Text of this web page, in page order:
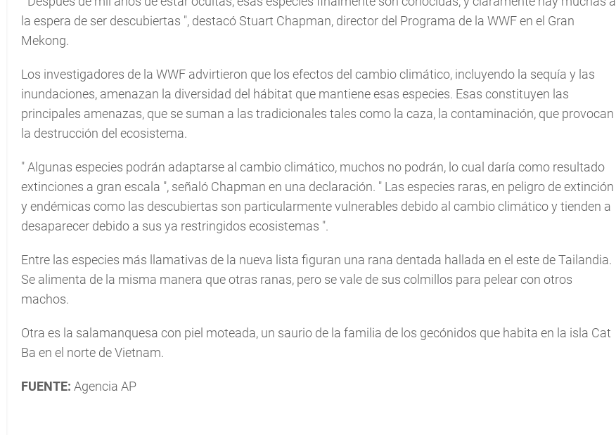
la espera de ser descubiertas ", destacó Stuart Chapman, director del Programa de la WWF en el Gran
Mekong.
Los investigadores de la WWF advirtieron que los efectos del cambio climático, incluyendo la sequía y las
inundaciones, amenazan la diversidad del hábitat que mantiene esas especies. Esas constituyen las
principales amenazas, que se suman a las tradicionales tales como la caza, la contaminación, que provocan
la destrucción del ecosistema.
"Algunas especies podrán adaptarse al cambio climático, muchos no podrán, lo cual daría como resultado
extinciones a gran escala ", señaló Chapman en una declaración. " Las especies raras, en peligro de extinción
y endémicas como las descubiertas son particularmente vulnerables debido al cambio climático y tienden a
desaparecer debido a sus ya restringidos ecosistemas ".
Entre las especies más llamativas de la nueva lista figuran una rana dentada hallada en el este de Tailandia.
Se alimenta de la misma manera que otras ranas, pero se vale de sus colmillos para pelear con otros
machos.
Otra es la salamanquesa con piel moteada, un saurio de la familia de los gecónidos que habita en la isla Cat
Ba en el norte de Vietnam.
FUENTE: Agencia AP